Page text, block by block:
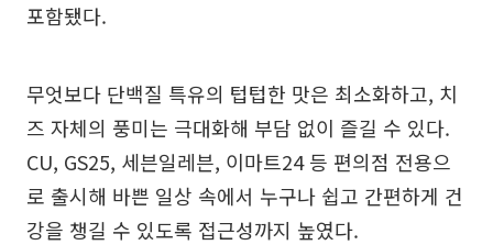
포함됐다.
무엇보다 단백질 특유의 텁텁한 맛은 최소화하고, 치
즈 자체의 풍미는 극대화해 부담 없이 즐길 수 있다.
CU, GS25, 세븐일레븐, 이마트24 등 편의점 전용으
로 출시해 바쁜 일상 속에서 누구나 쉽고 간편하게 건
강을 챙길 수 있도록 접근성까지 높였다.